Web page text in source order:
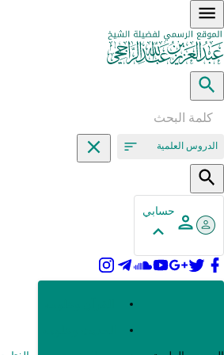
الدروس العلمية
حسابي